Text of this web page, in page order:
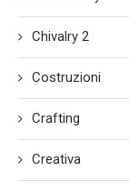
Chivalry 2
Costruzioni
Crafting
Creativa